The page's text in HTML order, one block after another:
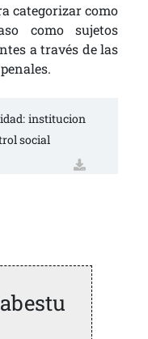
categorizar como
como sujetos
a través de las
institucion
social